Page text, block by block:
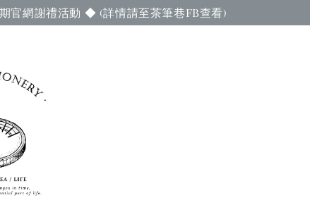
官網謝禮活動 ◆ (詳情請至茶筆巷FB查看)